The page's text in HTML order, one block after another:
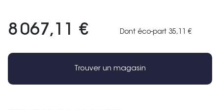
8 067,11 € Dont éco-part 35,11 €
Trouver un magasin